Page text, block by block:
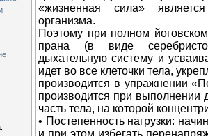
«жизненная сила»
организма.
Поэтому при полном
прана (в виде
дыхательную систему и
идет во все клеточки тела,
производится в упражнении
производится при выполнении
часть тела, на которой
• Постепенность нагрузки:
и при этом избегать